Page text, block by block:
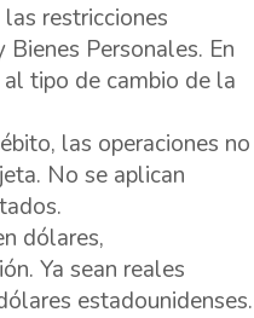
restricciones
Personales. En
tipo de cambio de la
las operaciones no
No se aplican
dólares,
Ya sean reales
estadounidenses.